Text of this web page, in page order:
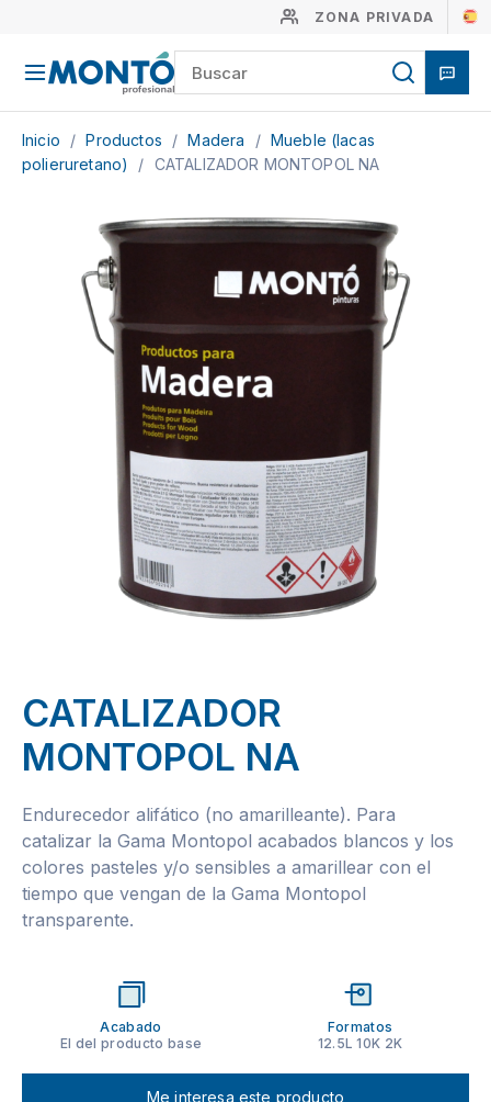
ZONA PRIVADA
Inicio / Productos / Madera / Mueble (lacas
polieruretano)
/ CATALIZADOR MONTOPOL NA
CATALIZADOR
MONTOPOL NA
Endurecedor alifático (no amarilleante). Para
catalizar la Gama Montopol acabados blancos y los
colores pasteles y/o sensibles a amarillear con el
tiempo que vengan de la Gama Montopol
transparente.
Acabado
El del producto base
Formatos
12.5L 10K 2K
Me interesa este producto